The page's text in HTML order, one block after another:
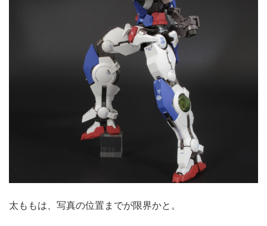
太ももは、写真の位置までが限界かと。